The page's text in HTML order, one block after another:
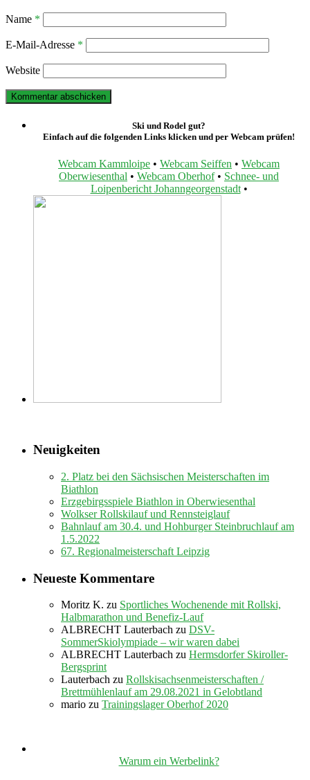
Name *
E-Mail-Adresse *
Website
Ski und Rodel gut?
Einfach auf die folgenden Links klicken und per Webcam prüfen!
Webcam Kammloipe • Webcam Seiffen • Webcam
Oberwiesenthal • Webcam Oberhof• Schnee- und
Loipenbericht Johanngeorgenstadt•
Neuigkeiten
2. Platz bei den Sächsischen Meisterschaften im
Biathlon
Erzgebirgsspiele Biathlon in Oberwiesenthal
Wolkser Rollskilauf und Rennsteiglauf
Bahnlauf am 30.4. und Hohburger Steinbruchlauf am
1.5.2022
67. Regionalmeisterschaft Leipzig
Neueste Kommentare
Moritz K. zu Sportliches Wochenende mit Rollski,
Halbmarathon und Benefiz-Lauf
ALBRECHT Lauterbach zu DSV-
SommerSkiolympiade – wir waren dabei
ALBRECHT Lauterbach zu Hermsdorfer Skiroller-
Bergsprint
Lauterbach zu Rollskisachsenmeisterschaften /
Brettmühlenlauf am 29.08.2021 in Gelobtland
mario zu Trainingslager Oberhof 2020
Warum ein Werbelink?